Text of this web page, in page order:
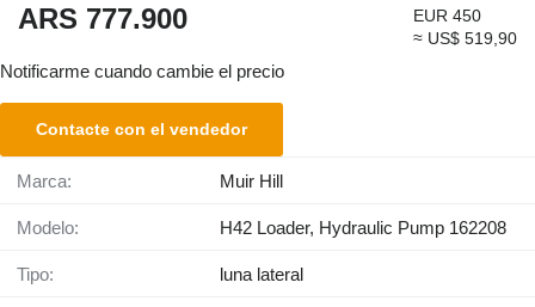
ARS 777.900
EUR 450
≈ US$ 519,90
Notificarme cuando cambie el precio
Contacte con el vendedor
Marca: Muir Hill
Modelo: H42 Loader, Hydraulic Pump 162208
Tipo: luna lateral